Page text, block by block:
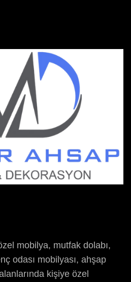
mobilya, mutfak dolabı,
odası mobilyası, ahşap
kişiye özel